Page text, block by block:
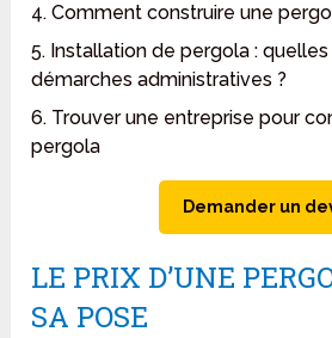
4. Comment construire une
5. Installation de pergola :
démarches administratives ?
6. Trouver une entreprise pour
pergola
Demander un
LE PRIX D’UNE
SA POSE